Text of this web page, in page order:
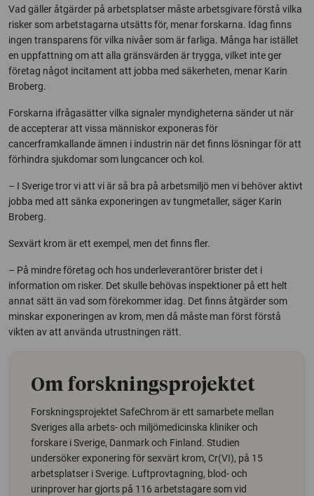
Vad gäller åtgärder på arbetsplatser måste arbetsgivare förstå vilka
risker som arbetstagarna utsätts för, menar forskarna. Idag finns
ingen transparens för vilka nivåer som är farliga. Många har istället
en uppfattning om att alla gränsvärden är trygga, vilket inte ger
företag något incitament att jobba med säkerheten, menar Karin
Broberg.
Forskarna ifrågasätter vilka signaler myndigheterna sänder ut när
de accepterar att vissa människor exponeras för
cancerframkallande ämnen i industrin när det finns lösningar för att
förhindra sjukdomar som lungcancer och kol.
– I Sverige tror vi att vi är så bra på arbetsmiljö men vi behöver aktivt
jobba med att sänka exponeringen av tungmetaller, säger Karin
Broberg.
Sexvärt krom är ett exempel, men det finns fler.
– På mindre företag och hos underleverantörer brister det i
information om risker. Det skulle behövas inspektioner på ett helt
annat sätt än vad som förekommer idag. Det finns åtgärder som
minskar exponeringen av krom, men då måste man först förstå
vikten av att använda utrustningen rätt.
Om forskningsprojektet
Forskningsprojektet SafeChrom är ett samarbete mellan
Sveriges alla arbets- och miljömedicinska kliniker och
forskare i Sverige, Danmark och Finland. Studien
undersöker exponering för sexvärt krom, Cr(VI), på 15
arbetsplatser i Sverige. Luftprovtagning, blod- och
urinprover har gjorts på 116 arbetstagare som vid